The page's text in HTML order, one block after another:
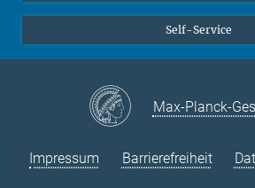
Self-Service
Max-Planck-
Impressum Barrierefreiheit